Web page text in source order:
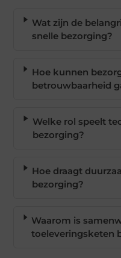
Wat zijn de
snelle bezorging?
Hoe kunnen
betrouwbaarheid
Welke rol speelt
bezorging?
Hoe draagt
bezorging?
Waarom is
toeleveringsketen